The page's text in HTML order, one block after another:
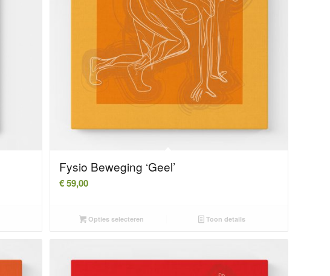
Fysio Beweging ‘Geel’
€59,00
Opties selecteren Toon details